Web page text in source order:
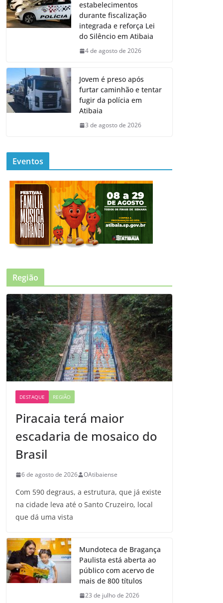
estabelecimentos
durante fiscalização
integrada e reforça Lei
do Silêncio em Atibaia
4 de agosto de 2026
Jovem é preso após
furtar caminhão e tentar
fugir da polícia em
Atibaia
3 de agosto de 2026
Eventos
Região
DESTAQUE REGIÃO
Piracaia terá maior
escadaria de mosaico do
Brasil
6 de agosto de 2026 OAtibaiense
Com 590 degraus, a estrutura, que já existe
na cidade leva até o Santo Cruzeiro, local
que dá uma vista
Mundoteca de Bragança
Paulista está aberta ao
público com acervo de
mais de 800 títulos
23 de julho de 2026